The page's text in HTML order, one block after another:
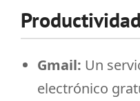
Productividad
Gmail: Un
electrónico